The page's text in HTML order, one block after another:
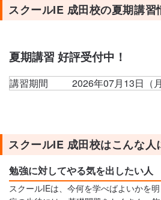
スクールIE 成田校の夏期講習
夏期講習 好評受付中！
講習期間 2026年07月13日（
スクールIE 成田校はこんな人
勉強に対してやる気を出したい人
スクールIEは、今何を学べばよいかを